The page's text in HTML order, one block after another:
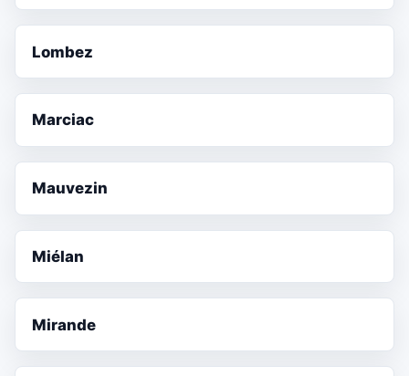
Lombez
Marciac
Mauvezin
Miélan
Mirande